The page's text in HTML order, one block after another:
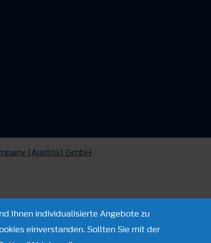
(Austria) GmbH
Ihnen individualisierte Angebote zu
einverstanden. Sollten Sie mit der